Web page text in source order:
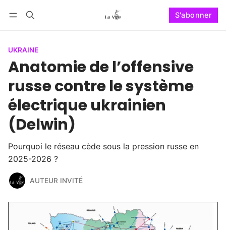
S'abonner
UKRAINE
Anatomie de l’offensive
russe contre le système
électrique ukrainien
(Delwin)
Pourquoi le réseau cède sous la pression russe en
2025-2026 ?
AUTEUR INVITÉ